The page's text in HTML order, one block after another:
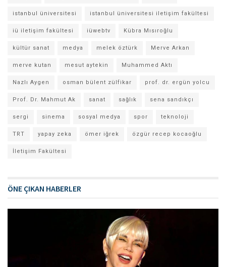
istanbul üniversitesi istanbul üniversitesi iletişim fakültesi
iü iletişim fakültesi iüwebtv Kübra Mısıroğlu
kültür sanat medya melek öztürk Merve Arkan
merve kutan mesut aytekin Muhammed Aktı
Nazlı Aygen osman bülent zülfikar prof. dr. ergün yolcu
Prof. Dr. Mahmut Ak sanat sağlık sena sandıkçı
sergi sinema sosyal medya spor teknoloji
TRT yapay zeka ömer iğrek özgür recep kocaoğlu
İletişim Fakültesi
ÖNE ÇIKAN HABERLER